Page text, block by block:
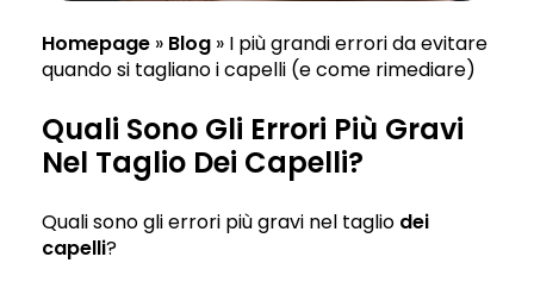
Homepage » Blog » I più grandi errori da evitare
quando si tagliano i capelli (e come rimediare)
Quali Sono Gli Errori Più Gravi
Nel Taglio Dei Capelli?
Quali sono gli errori più gravi nel taglio dei
capelli?